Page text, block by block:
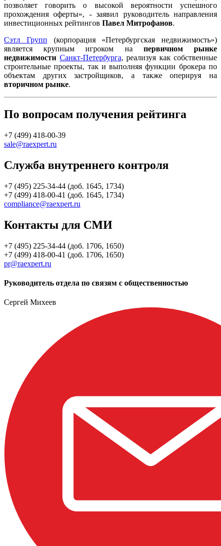
позволяет говорить о высокой вероятности успешного
прохождения оферты», - заявил руководитель направления
инвестиционных рейтингов Павел Митрофанов.
Сэтл Групп (корпорация «Петербургская недвижимость»)
является крупным игроком на первичном рынке
недвижимости Санкт-Петербурга, реализуя как собственные
строительные проекты, так и выполняя функции брокера по
объектам других застройщиков, а также оперируя на
вторичном рынке.
По вопросам получения рейтинга
+7 (499) 418-00-39
sale@raexpert.ru
Служба внутреннего контроля
+7 (495) 225-34-44 (доб. 1645, 1734)
+7 (499) 418-00-41 (доб. 1645, 1734)
compliance@raexpert.ru
Контакты для СМИ
+7 (495) 225-34-44 (доб. 1706, 1650)
+7 (499) 418-00-41 (доб. 1706, 1650)
pr@raexpert.ru
Руководитель отдела по связям с общественностью
Сергей Михеев